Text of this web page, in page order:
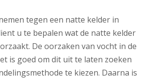
tegen een natte kelder in
u te bepalen wat de natte kelder
De oorzaken van vocht in de
is goed om dit uit te laten zoeken
te kiezen. Daarna is